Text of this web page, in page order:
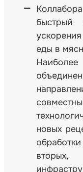
еды в
новых